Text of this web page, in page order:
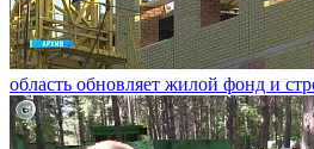
область обновляет жилой фонд и